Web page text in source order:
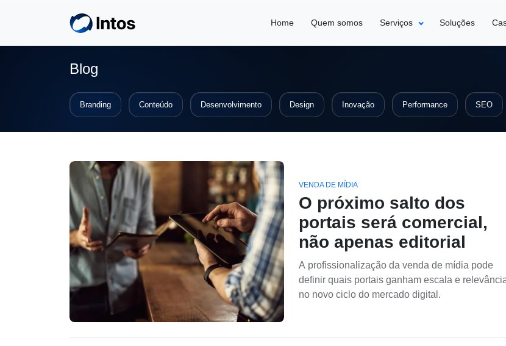
Home Quem somos Serviços Soluções
Blog
Branding Conteúdo Desenvolvimento Design Inovação Performance SEO
VENDA DE MÍDIA
O próximo salto dos
portais será comercial,
não apenas editorial
A profissionalização da venda de mídia pode
definir quais portais ganham escala e
no novo ciclo do mercado digital.